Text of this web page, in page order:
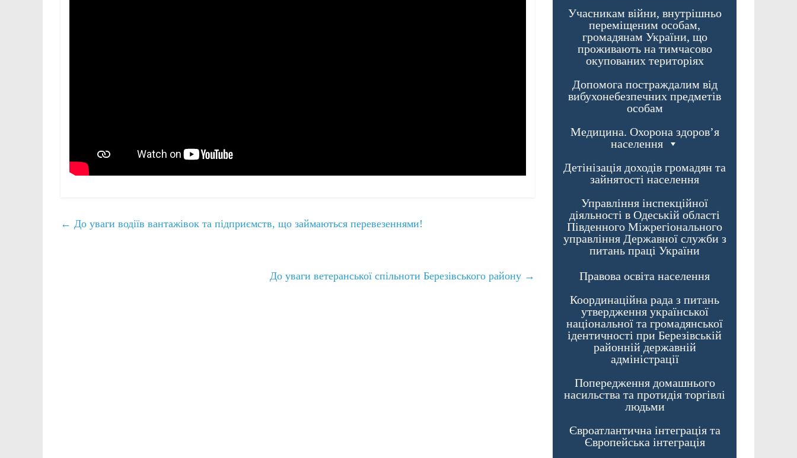
← До уваги водіїв вантажівок та підприємств, що займаються перевезеннями!
До уваги ветеранської спільноти Березівського району →
Учасникам війни, внутрішньо
переміщеним особам,
громадянам України, що
проживають на тимчасово
окупованих територіях
Допомога постраждалим від
вибухонебезпечних предметів
особам
Медицина. Охорона здоров’я
населення
Детінізація доходів громадян та
зайнятості населення
Управління інспекційної
діяльності в Одеській області
Південного Міжрегіонального
управління Державної служби з
питань праці України
Правова освіта населення
Координаційна рада з питань
утвердження української
національної та громадянської
ідентичності при Березівській
районній державній
адміністрації
Попередження домашнього
насильства та протидія торгівлі
людьми
Євроатлантична інтеграція та
Європейська інтеграція